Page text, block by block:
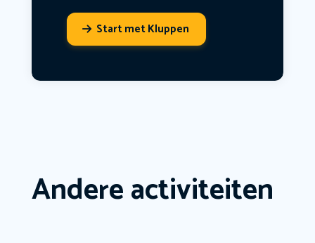
Start met Kluppen
Andere activiteiten